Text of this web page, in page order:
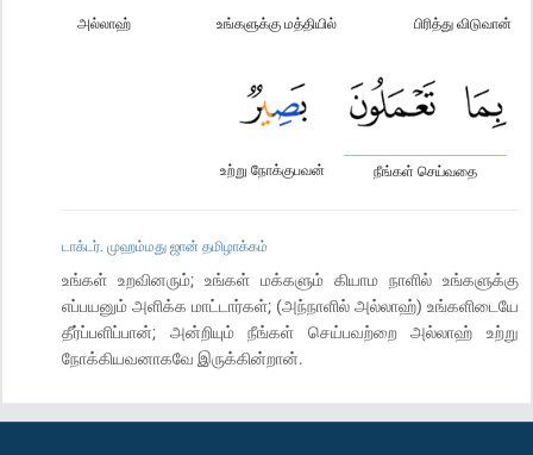
பிரித்து விடுவான்
உங்களுக்கு மத்தியில்
அல்லாஹ்
நீங்கள் செய்வதை
உற்று நோக்குபவன்
டாக்டர். முஹம்மது ஜான் தமிழாக்கம்
உங்கள் உறவினரும்; உங்கள் மக்களும் கியாம நாளில் உங்களுக்கு
எப்பயனும் அளிக்க மாட்டார்கள்; (அந்நாளில் அல்லாஹ்) உங்களிடையே
தீர்ப்பளிப்பான்; அன்றியும் நீங்கள் செய்பவற்றை அல்லாஹ் உற்று
நோக்கியவனாகவே இருக்கின்றான்.